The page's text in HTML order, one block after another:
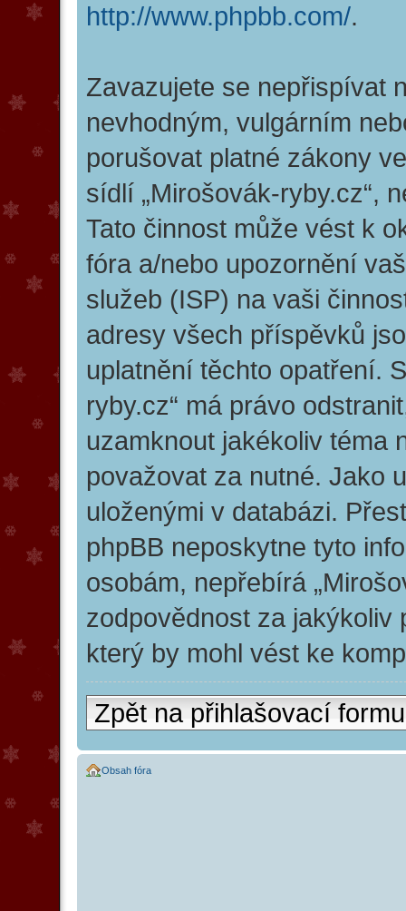
http://www.phpbb.com/.
Zavazujete se nepřispívat
nevhodným, vulgárním
porušovat platné zákony
sídlí „Mirošovák-ryby.cz“,
Tato činnost může vést k
fóra a/nebo upozornění
služeb (ISP) na vaši
adresy všech příspěvků
uplatnění těchto opatření.
ryby.cz“ má právo
uzamknout jakékoliv téma
považovat za nutné. Jako
uloženými v databázi.
phpBB neposkytne tyto
osobám, nepřebírá
zodpovědnost za
který by mohl vést ke
Zpět na přihlašovací
Obsah fóra